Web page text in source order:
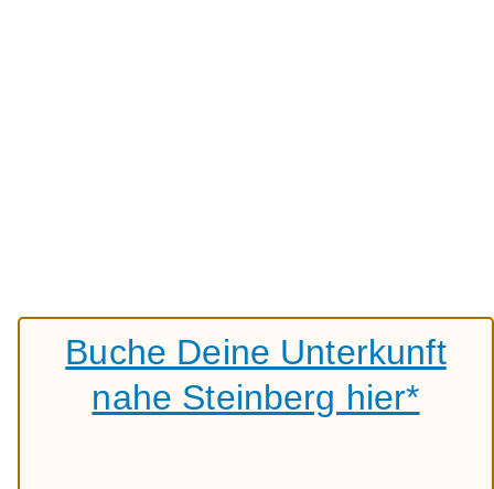
Buche Deine Unterkunft
nahe Steinberg hier*